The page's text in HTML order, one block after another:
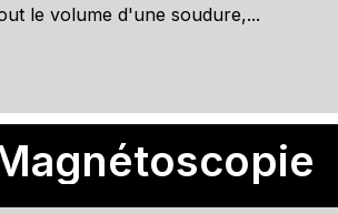
le volume d'une soudure,...